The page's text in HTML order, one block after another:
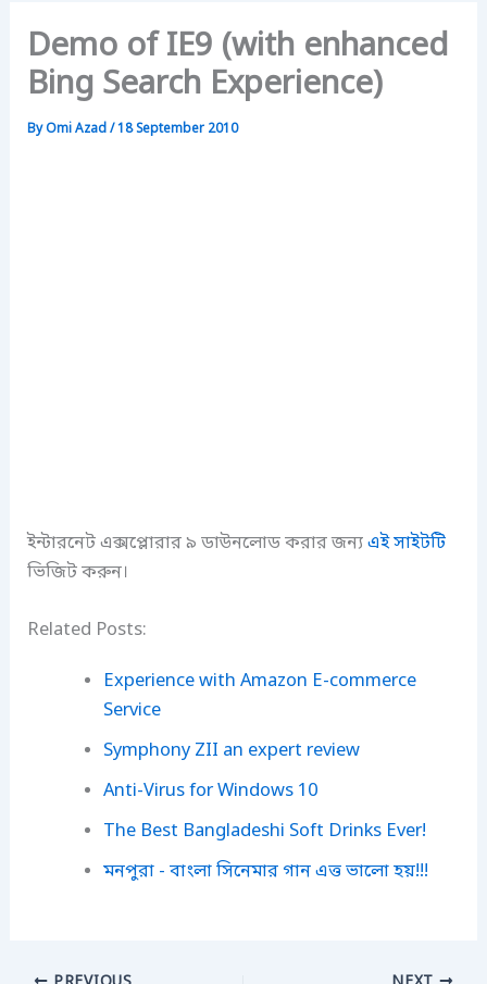
Demo of IE9 (with enhanced
Bing Search Experience)
ByOmi Azad/18 September 2010
ইন্টারনেট এক্সপ্লোরার ৯ ডাউনলোড করার জন্যএই সাইটটি
ভিজিট করুন।
Related Posts:
Experience with Amazon E-commerce
Service
Symphony ZII an expert review
Anti-Virus for Windows 10
The Best Bangladeshi Soft Drinks Ever!
মনপুরা - বাংলা সিনেমার গান এত্ত ভালো হয়!!!